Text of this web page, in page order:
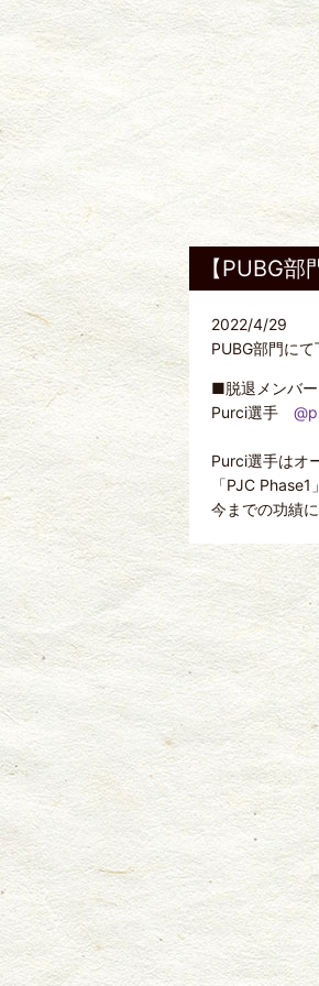
【PUBG
2022/4/29
PUBG部門に
■脱退メンバー
Purci選手
Purci選手はオ
「PJC
今までの功績